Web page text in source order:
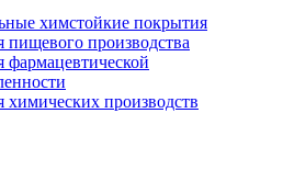
химстойкие покрытия
производства
производств